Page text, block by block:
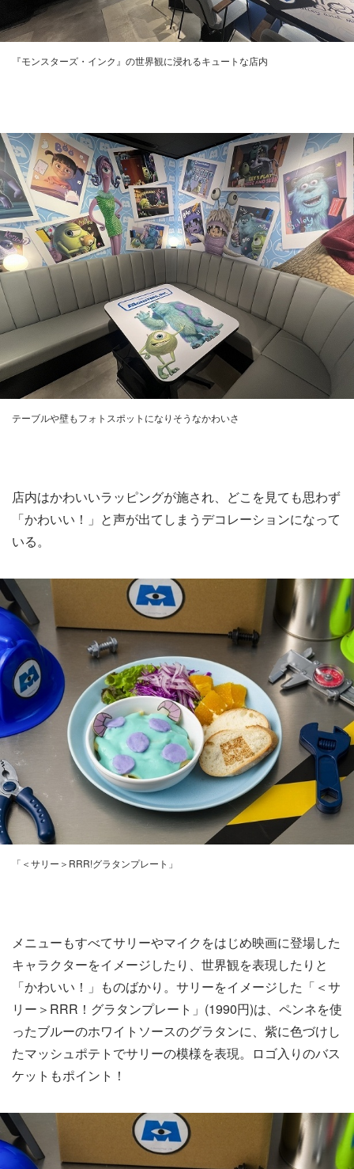
『モンスターズ・インク』の世界観に浸れるキュートな店内
テーブルや壁もフォトスポットになりそうなかわいさ
店内はかわいいラッピングが施され、どこを見ても思わず
「かわいい！」と声が出てしまうデコレーションになって
いる。
「＜サリー＞RRR!グラタンプレート」
メニューもすべてサリーやマイクをはじめ映画に登場した
キャラクターをイメージしたり、世界観を表現したりと
「かわいい！」ものばかり。サリーをイメージした「＜サ
リー＞RRR！グラタンプレート」(1990円)は、ペンネを使
ったブルーのホワイトソースのグラタンに、紫に色づけし
たマッシュポテトでサリーの模様を表現。ロゴ入りのバス
ケットもポイント！